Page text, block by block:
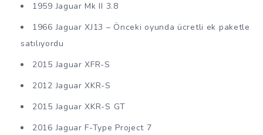
1959 Jaguar Mk II 3.8
1966 Jaguar XJ13 – Önceki oyunda ücretli ek paketle
satılıyordu
2015 Jaguar XFR-S
2012 Jaguar XKR-S
2015 Jaguar XKR-S GT
2016 Jaguar F-Type Project 7